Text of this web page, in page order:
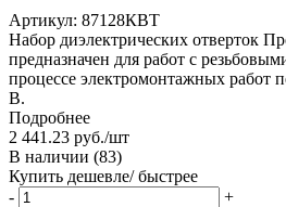
Артикул: 87128КВТ
Набор диэлектрических отверток
предназначен для работ с
процессе электромонтажных работ
В.
Подробнее
2 441.23 руб./шт
В наличии (83)
Купить дешевле/ быстрее
-
+